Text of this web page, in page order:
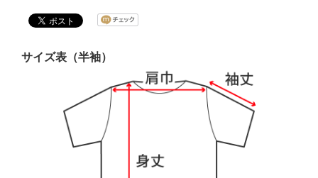
サイズ表（半袖）